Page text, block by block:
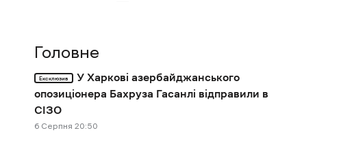
Головне
Ексклюзив
У Харкові азербайджанського
опозиціонера Бахруза Гасанлі відправили в
СІЗО
6 Cерпня 20:50